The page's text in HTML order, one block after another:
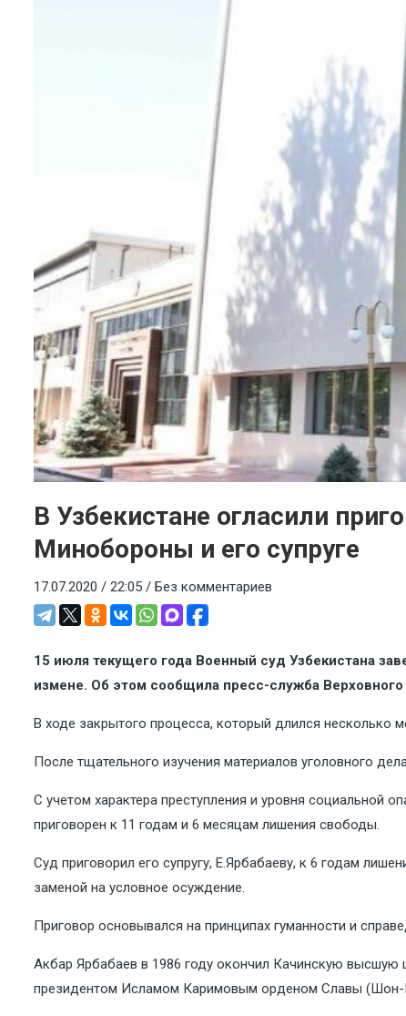
В Узбекистане огласили
Минобороны и его супруге
17.07.2020 / 22:05 / Без комментариев
15 июля текущего года Военный суд Узбекистана
измене. Об этом сообщила пресс-служба Верховного
В ходе закрытого процесса, который длился несколько
После тщательного изучения материалов уголовного
С учетом характера преступления и уровня социальной
приговорен к 11 годам и 6 месяцам лишения свободы.
Суд приговорил его супругу, Е.Ярбабаеву, к 6 годам
заменой на условное осуждение.
Приговор основывался на принципах гуманности и
Акбар Ярбабаев в 1986 году окончил Качинскую высшую
президентом Исламом Каримовым орденом Славы